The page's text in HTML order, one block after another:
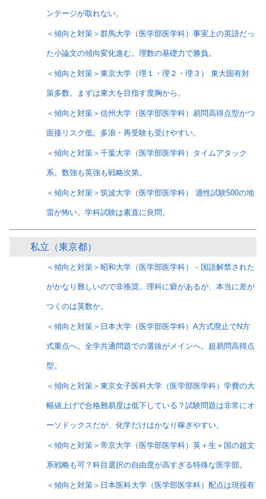
ンテージが取れない。
＜傾向と対策＞群馬大学（医学部医学科）事実上の英語だっ
た小論文の傾向変化進む。理数の基礎力で勝負。
＜傾向と対策＞東京大学（理１・理２・理３） 東大固有対
策多数。まずは東大を目指す度胸から。
＜傾向と対策＞信州大学（医学部医学科）易問高得点型かつ
面接リスク低。多浪・再受験も受けやすい。
＜傾向と対策＞千葉大学（医学部医学科）タイムアタック
系。数強も英強も戦略次第。
＜傾向と対策＞筑波大学（医学部医学科） 適性試験500の地
雷が怖い。学科試験は素直に良問。
私立（東京都）
＜傾向と対策＞昭和大学（医学部医学科）－国語解禁された
がかなり難しいので非推奨。理科に癖があるが、本当に差が
つくのは英数か。
＜傾向と対策＞日本大学（医学部医学科）A方式廃止でN方
式重点へ。全学共通問題での選抜がメインへ。超易問高得点
型。
＜傾向と対策＞東京女子医科大学（医学部医学科）学費の大
幅値上げで合格難易度は低下している？試験問題は非常にオ
ーソドックスだが、化学だけはかなり稼ぎやすい。
＜傾向と対策＞帝京大学（医学部医学科）英＋生＋国の超文
系戦略も可？科目選択の自由度が高すぎる特殊な医学部。
＜傾向と対策＞日本医科大学（医学部医学科）配点は現役有